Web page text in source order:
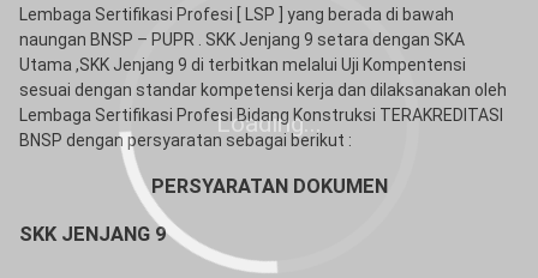
Loading...
Lembaga Sertifikasi Profesi [ LSP ] yang berada di bawah
naungan BNSP – PUPR . SKK Jenjang 9 setara dengan SKA
Utama ,SKK Jenjang 9 di terbitkan melalui Uji Kompentensi
sesuai dengan standar kompetensi kerja dan dilaksanakan oleh
Lembaga Sertifikasi Profesi Bidang Konstruksi TERAKREDITASI
BNSP dengan persyaratan sebagai berikut :
PERSYARATAN DOKUMEN
SKK JENJANG 9